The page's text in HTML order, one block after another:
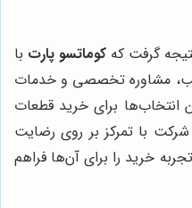
گرفت که کوماتسو پارت با
مشاوره تخصصی و خدمات
انتخاب‌ها برای خرید قطعات
با تمرکز بر روی رضایت
خرید را برای آن‌ها فراهم